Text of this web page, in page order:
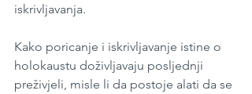
iskrivljavanja.
Kako poricanje i iskrivljavanje istine o
holokaustu doživljavaju posljednji
preživjeli, misle li da postoje alati da se